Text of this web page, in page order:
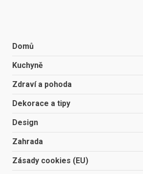
Domů
Kuchyně
Zdraví a pohoda
Dekorace a tipy
Design
Zahrada
Zásady cookies (EU)